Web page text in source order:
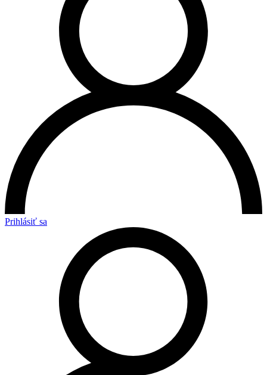
Prihlásiť sa